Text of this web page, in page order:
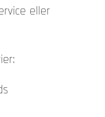
eller